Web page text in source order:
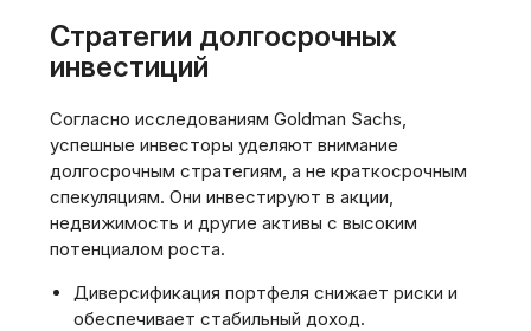
Стратегии долгосрочных
инвестиций
Согласно исследованиям Goldman Sachs,
успешные инвесторы уделяют внимание
долгосрочным стратегиям, а не краткосрочным
спекуляциям. Они инвестируют в акции,
недвижимость и другие активы с высоким
потенциалом роста.
Диверсификация портфеля снижает риски и
обеспечивает стабильный доход.